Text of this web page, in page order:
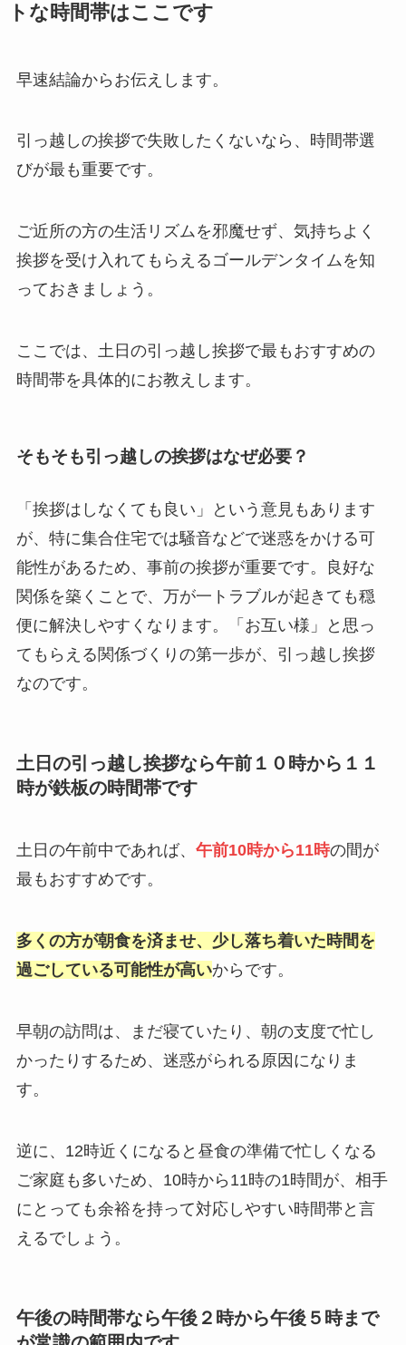
トな時間帯はここです
早速結論からお伝えします。
引っ越しの挨拶で失敗したくないなら、時間帯選
びが最も重要です。
ご近所の方の生活リズムを邪魔せず、気持ちよく
挨拶を受け入れてもらえるゴールデンタイムを知
っておきましょう。
ここでは、土日の引っ越し挨拶で最もおすすめの
時間帯を具体的にお教えします。
そもそも引っ越しの挨拶はなぜ必要？
「挨拶はしなくても良い」という意見もあります
が、特に集合住宅では騒音などで迷惑をかける可
能性があるため、事前の挨拶が重要です。良好な
関係を築くことで、万が一トラブルが起きても穏
便に解決しやすくなります。「お互い様」と思っ
てもらえる関係づくりの第一歩が、引っ越し挨拶
なのです。
土日の引っ越し挨拶なら午前１０時から１１
時が鉄板の時間帯です
土日の午前中であれば、 午前10時から11時の間が
最もおすすめです。
多くの方が朝食を済ませ、少し落ち着いた時間を
過ごしている可能性が高いからです。
早朝の訪問は、まだ寝ていたり、朝の支度で忙し
かったりするため、迷惑がられる原因になりま
す。
逆に、12時近くになると昼食の準備で忙しくなる
ご家庭も多いため、10時から11時の1時間が、相手
にとっても余裕を持って対応しやすい時間帯と言
えるでしょう。
午後の時間帯なら午後２時から午後５時まで